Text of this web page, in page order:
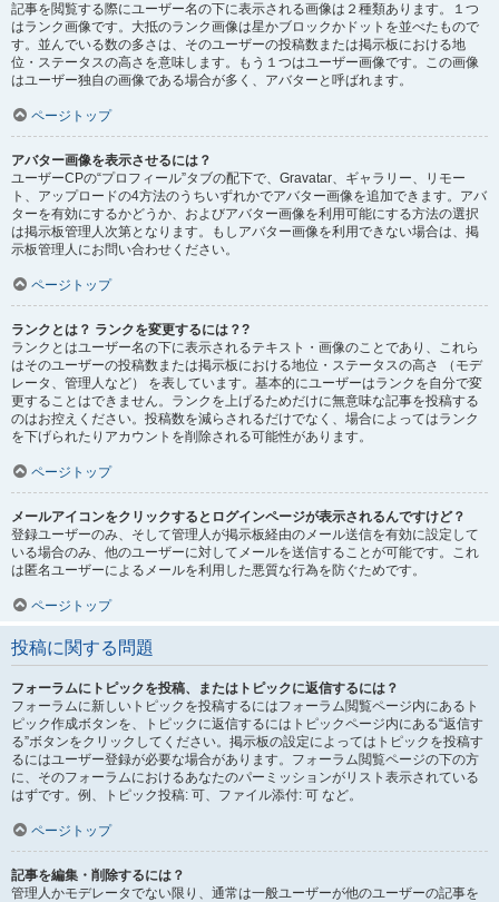
記事を閲覧する際にユーザー名の下に表示される画像は２種類あります。１つ
はランク画像です。大抵のランク画像は星かブロックかドットを並べたもので
す。並んでいる数の多さは、そのユーザーの投稿数または掲示板における地
位・ステータスの高さを意味します。もう１つはユーザー画像です。この画像
はユーザー独自の画像である場合が多く、アバターと呼ばれます。
ページトップ
アバター画像を表示させるには？
ユーザーCPの“プロフィール”タブの配下で、Gravatar、ギャラリー、リモー
ト、アップロードの4方法のうちいずれかでアバター画像を追加できます。アバ
ターを有効にするかどうか、およびアバター画像を利用可能にする方法の選択
は掲示板管理人次第となります。もしアバター画像を利用できない場合は、掲
示板管理人にお問い合わせください。
ページトップ
ランクとは？ ランクを変更するには？?
ランクとはユーザー名の下に表示されるテキスト・画像のことであり、これら
はそのユーザーの投稿数または掲示板における地位・ステータスの高さ （モデ
レータ、管理人など） を表しています。基本的にユーザーはランクを自分で変
更することはできません。ランクを上げるためだけに無意味な記事を投稿する
のはお控えください。投稿数を減らされるだけでなく、場合によってはランク
を下げられたりアカウントを削除される可能性があります。
ページトップ
メールアイコンをクリックするとログインページが表示されるんですけど？
登録ユーザーのみ、そして管理人が掲示板経由のメール送信を有効に設定して
いる場合のみ、他のユーザーに対してメールを送信することが可能です。これ
は匿名ユーザーによるメールを利用した悪質な行為を防ぐためです。
ページトップ
投稿に関する問題
フォーラムにトピックを投稿、またはトピックに返信するには？
フォーラムに新しいトピックを投稿するにはフォーラム閲覧ページ内にあるト
ピック作成ボタンを、トピックに返信するにはトピックページ内にある“返信す
る”ボタンをクリックしてください。掲示板の設定によってはトピックを投稿す
るにはユーザー登録が必要な場合があります。フォーラム閲覧ページの下の方
に、そのフォーラムにおけるあなたのパーミッションがリスト表示されている
はずです。例、トピック投稿: 可、ファイル添付: 可 など。
ページトップ
記事を編集・削除するには？
管理人かモデレータでない限り、通常は一般ユーザーが他のユーザーの記事を